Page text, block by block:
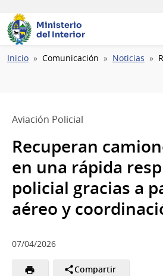
Ministerio
del Interior
Ruta
Inicio Comunicación Noticias
Aviación Policial
Recuperan
en una rápida
policial gracias a
aéreo y
07/04/2026
Compartir